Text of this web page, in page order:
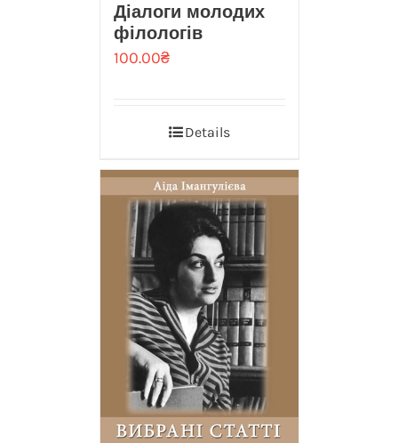
Діалоги молодих
філологів
100.00₴
Details